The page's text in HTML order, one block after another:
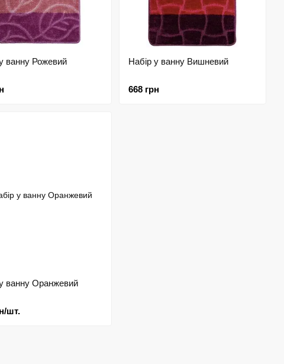
ванну Рожевий Набір у ванну Вишневий
668 грн
ванну Оранжевий
шт.